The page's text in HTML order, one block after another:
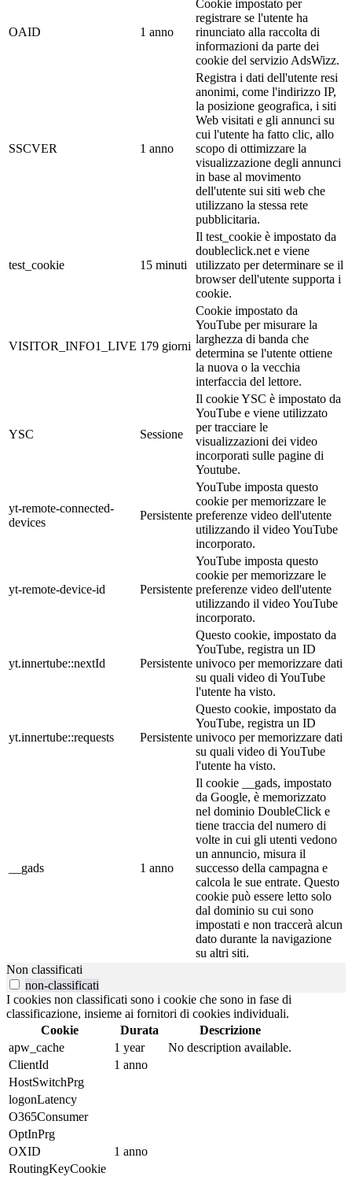
OAID 1 anno
Cookie impostato per
registrare se l'utente ha
rinunciato alla raccolta di
informazioni da parte dei
cookie del servizio AdsWizz.
SSCVER 1 anno
Registra i dati dell'utente resi
anonimi, come l'indirizzo IP,
la posizione geografica, i siti
Web visitati e gli annunci su
cui l'utente ha fatto clic, allo
scopo di ottimizzare la
visualizzazione degli annunci
in base al movimento
dell'utente sui siti web che
utilizzano la stessa rete
pubblicitaria.
test_cookie 15 minuti
Il test_cookie è impostato da
doubleclick.net e viene
utilizzato per determinare se il
browser dell'utente supporta i
cookie.
VISITOR_INFO1_LIVE 179 giorni
Cookie impostato da
YouTube per misurare la
larghezza di banda che
determina se l'utente ottiene
la nuova o la vecchia
interfaccia del lettore.
YSC Sessione
Il cookie YSC è impostato da
YouTube e viene utilizzato
per tracciare le
visualizzazioni dei video
incorporati sulle pagine di
Youtube.
yt-remote-connected-
devices
Persistente
YouTube imposta questo
cookie per memorizzare le
preferenze video dell'utente
utilizzando il video YouTube
incorporato.
yt-remote-device-id Persistente
YouTube imposta questo
cookie per memorizzare le
preferenze video dell'utente
utilizzando il video YouTube
incorporato.
yt.innertube::nextId Persistente
Questo cookie, impostato da
YouTube, registra un ID
univoco per memorizzare dati
su quali video di YouTube
l'utente ha visto.
yt.innertube::requests Persistente
Questo cookie, impostato da
YouTube, registra un ID
univoco per memorizzare dati
su quali video di YouTube
l'utente ha visto.
__gads 1 anno
Il cookie __gads, impostato
da Google, è memorizzato
nel dominio DoubleClick e
tiene traccia del numero di
volte in cui gli utenti vedono
un annuncio, misura il
successo della campagna e
calcola le sue entrate. Questo
cookie può essere letto solo
dal dominio su cui sono
impostati e non traccerà alcun
dato durante la navigazione
su altri siti.
Non classificati
non-classificati
I cookies non classificati sono i cookie che sono in fase di
classificazione, insieme ai fornitori di cookies individuali.
Cookie
Durata
Descrizione
apw_cache
1 year
No description available.
ClientId
1 anno
HostSwitchPrg
logonLatency
O365Consumer
OptInPrg
OXID
1 anno
RoutingKeyCookie